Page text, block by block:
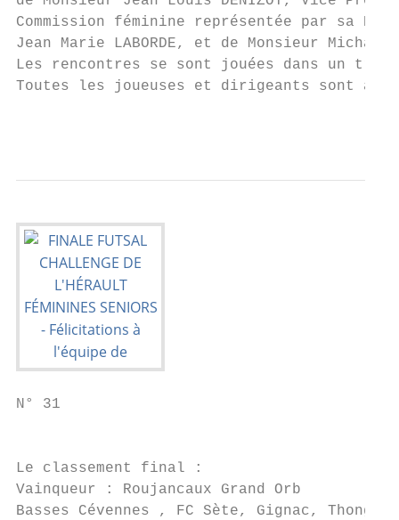
Commission féminine représentée par sa
Jean Marie LABORDE, et de Monsieur
Les rencontres se sont jouées dans un
Toutes les joueuses et dirigeants sont à
N° 31
Le classement final :
Vainqueur : Roujancaux Grand Orb
Basses Cévennes , FC Sète, Gignac,